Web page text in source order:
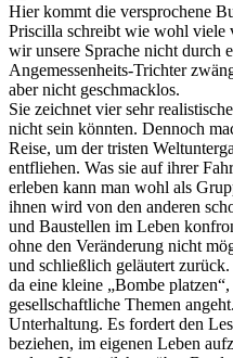
Hier kommt die versprochene
Priscilla schreibt wie wohl viele
wir unsere Sprache nicht durch
Angemessenheits-Trichter
aber nicht geschmacklos.
Sie zeichnet vier sehr
nicht sein könnten. Dennoch
Reise, um der tristen
entfliehen. Was sie auf ihrer
erleben kann man wohl als
ihnen wird von den anderen
und Baustellen im Leben
ohne den Veränderung nicht
und schließlich geläutert
da eine kleine „Bombe
gesellschaftliche Themen
Unterhaltung. Es fordert den
beziehen, im eigenen Leben